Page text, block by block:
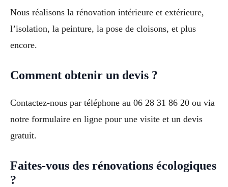
Nous réalisons la rénovation intérieure et extérieure,
l’isolation, la peinture, la pose de cloisons, et plus
encore.
Comment obtenir un devis ?
Contactez-nous par téléphone au 06 28 31 86 20 ou via
notre formulaire en ligne pour une visite et un devis
gratuit.
Faites-vous des rénovations écologiques
?